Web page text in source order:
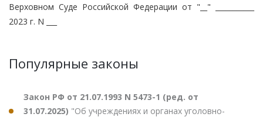
Верховном Суде Российской Федерации от "__" ___________
2023 г. N ___
Популярные законы
Закон РФ от 21.07.1993 N 5473-1 (ред. от
31.07.2025) "Об учреждениях и органах уголовно-